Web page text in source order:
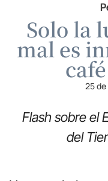
Solo la
mal es
25
Flash sobre el
del